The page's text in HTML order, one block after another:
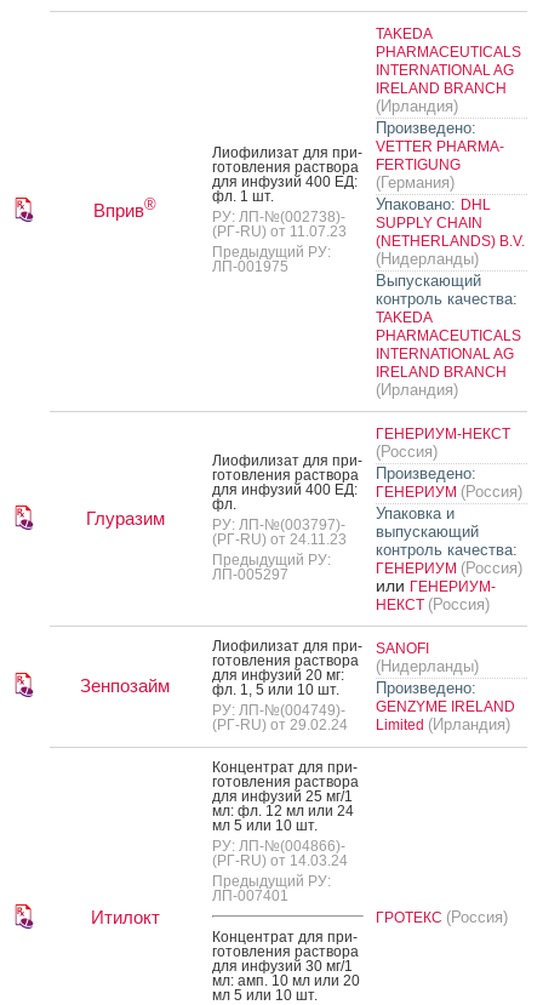
Вприв®
Ли­офи­лизат для при­
готов­ле­ния рас­тво­ра
для ин­фу­зий 400 ЕД:
фл. 1 шт.
РУ: ЛП-№(002738)-
(РГ-RU) от 11.07.23
Предыдущий РУ:
ЛП-001975
TAKEDA
PHARMACEUTICALS
INTERNATIONAL AG
IRELAND BRANCH
(Ирландия)
Произведено:
VETTER PHARMA-
FERTIGUNG
(Германия)
Упаковано: DHL
SUPPLY CHAIN
(NETHERLANDS) B.V.
(Нидерланды)
Выпускающий
контроль качества:
TAKEDA
PHARMACEUTICALS
INTERNATIONAL AG
IRELAND BRANCH
(Ирландия)
Глуразим
Ли­офи­лизат для при­
готов­ле­ния рас­тво­ра
для ин­фу­зий 400 ЕД:
фл.
РУ: ЛП-№(003797)-
(РГ-RU) от 24.11.23
Предыдущий РУ:
ЛП-005297
ГЕНЕРИУМ-НЕКСТ
(Россия)
Произведено:
ГЕНЕРИУМ (Россия)
Упаковка и
выпускающий
контроль качества:
ГЕНЕРИУМ (Россия)
или ГЕНЕРИУМ-
НЕКСТ (Россия)
Зенпозайм
Ли­офи­лизат для при­
готов­ле­ния рас­тво­ра
для ин­фу­зий 20 мг:
фл. 1, 5 или 10 шт.
РУ: ЛП-№(004749)-
(РГ-RU) от 29.02.24
SANOFI
(Нидерланды)
Произведено:
GENZYME IRELAND
Limited (Ирландия)
Итилокт
Кон­цен­трат для при­
готов­ле­ния рас­тво­ра
для ин­фу­зий 25 мг/1
мл: фл. 12 мл или 24
мл 5 или 10 шт.
РУ: ЛП-№(004866)-
(РГ-RU) от 14.03.24
Предыдущий РУ:
ЛП-007401
Кон­цен­трат для при­
готов­ле­ния рас­тво­ра
для ин­фу­зий 30 мг/1
мл: амп. 10 мл или 20
мл 5 или 10 шт.
ГРОТЕКС (Россия)